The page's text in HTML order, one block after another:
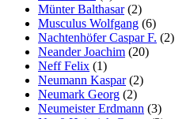
Münter Balthasar(2)
Musculus Wolfgang (6)
Nachtenhöfer Caspar F. (2)
Neander Joachim (20)
Neff Felix (1)
Neumann Kaspar(2)
Neumark Georg (2)
Neumeister Erdmann (3)